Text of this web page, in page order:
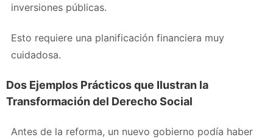
inversiones públicas.
Esto requiere una planificación financiera muy
cuidadosa.
Dos Ejemplos Prácticos que Ilustran la
Transformación del Derecho Social
Antes de la reforma, un nuevo gobierno podía haber